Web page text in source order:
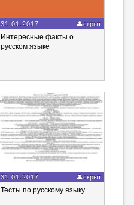
31.01.2017 скрыт
Интересные факты о
русском языке
31.01.2017 скрыт
Тесты по русскому языку